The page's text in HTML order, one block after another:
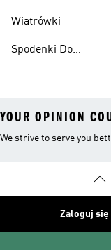
Wiatrówki
Spodenki Do
YOUR OPINION
We strive to serve you
Zaloguj się